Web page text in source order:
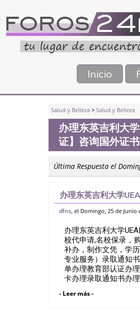
Inicio
Salud y Belleza > Salud y Belleza
办理东英吉利大
证】咨询国外证
Última Respuesta el
办理东英吉利大学
证书，国外学校代申
dfns, el Domingo, 25 de Junio
办理东英吉利大学
校代申请,名校保录，
补办，制作文凭，学
专业服务）录取通知
单办理教育部认证办
卡办理录取通知书办
回国必备证明材料，
- Leer más -